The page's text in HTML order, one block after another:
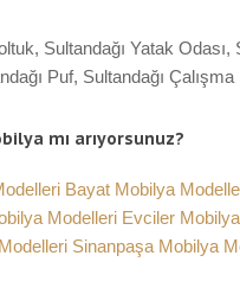
Sultandağı Yatak
Puf, Sultandağı
mı arıyorsunuz?
Bayat Mobilya
Modelleri Evciler
Sinanpaşa Mobilya